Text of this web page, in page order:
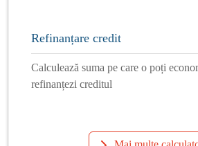
Refinanțare credit
Calculează suma pe care o poți
refinanțezi creditul